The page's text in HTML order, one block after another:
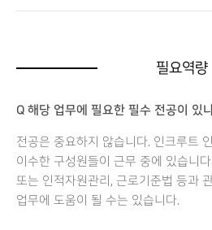
필요역량
Q 해당 업무에 필요한 필수 전공이 있
전공은 중요하지 않습니다. 인크루트
이수한 구성원들이 근무 중에 있습니
또는 인적자원관리, 근로기준법 등과
업무에 도움이 될 수는 있습니다.